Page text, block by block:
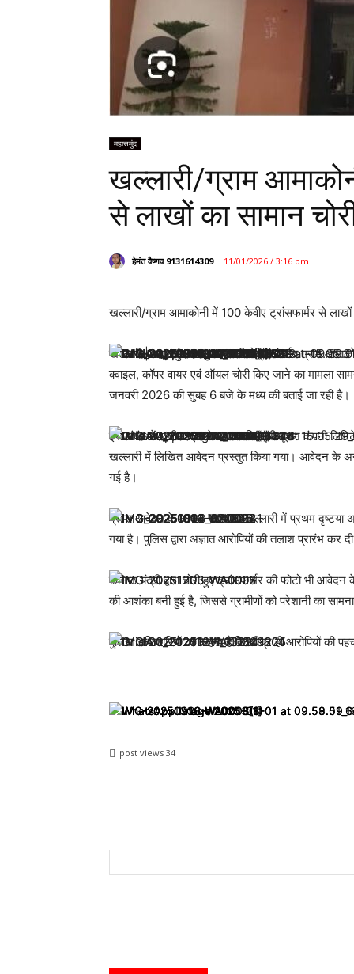
महासमुंद
खल्लारी/ग्राम
से लाखों का सामान
हेमंत वैष्णव 9131614309 11/01/2026 / 3:16 pm
खल्लारी/ग्राम आमाकोनी में 100 केवीए ट्रांसफार्मर से लाखों
खल्लारी | महासमुंद थाना खल्लारी क्षेत्र अंतर्गत ग्राम
क्वाइल, कॉपर वायर एवं ऑयल चोरी किए जाने का मामला
जनवरी 2026 की सुबह 6 बजे के मध्य की बताई जा रही है।
इस संबंध में छत्तीसगढ़ स्टेट पावर डिस्ट्रीब्यूशन कंपनी
खल्लारी में लिखित आवेदन प्रस्तुत किया गया। आवेदन के
गई है।
प्राप्त आवेदन के आधार पर थाना खल्लारी में प्रथम दृष्टया
गया है। पुलिस द्वारा अज्ञात आरोपियों की तलाश प्रारंभ कर
कनिष्ठ यंत्री द्वारा चोरी हुए ट्रांसफार्मर की फोटो भी
की आशंका बनी हुई है, जिससे ग्रामीणों को परेशानी का
पुलिस अधिकारियों का कहना है कि शीघ्र ही आरोपियों की
post views 34